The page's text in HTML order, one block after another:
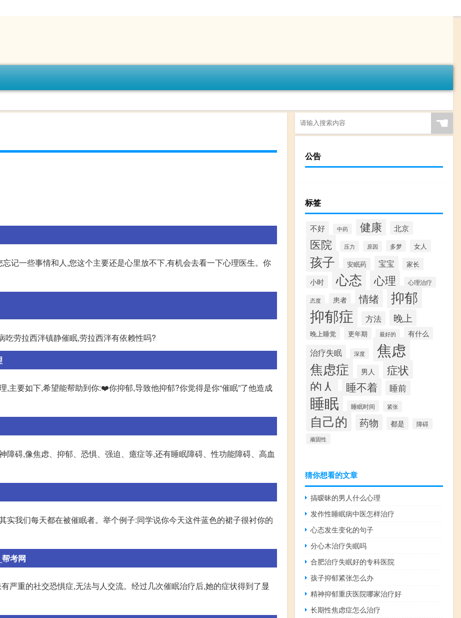
记一些事情和人,您这个主要还是心里放不下,有机会去看一下心理医生。你
劳拉西泮镇静催眠,劳拉西泮有依赖性吗?
主要如下,希望能帮助到你:❤️你抑郁,导致他抑郁?你觉得是你“催眠”了他造成
碍,像焦虑、抑郁、恐惧、强迫、癔症等,还有睡眠障碍、性功能障碍、高血
我们每天都在被催眠者。举个例子:同学说你今天这件蓝色的裙子很衬你的
考网
严重的社交恐惧症,无法与人交流。经过几次催眠治疗后,她的症状得到了显
☚
公告
标签
不好 中药 健康 北京
医院 压力 原因 多梦 女人
孩子 安眠药 宝宝 家长
小时 心态 心理 心理治疗
态度 患者 情绪 抑郁
抑郁症 方法 晚上
晚上睡觉 更年期 最好的 有什么
治疗失眠 深度 焦虑
焦虑症 男人 症状
的人 睡不着 睡前
睡眠 睡眠时间 紧张
自己的 药物 都是
障碍
顽固性
猜你想看的文章
搞暧昧的男人什么心理
发作性睡眠病中医怎样治疗
心态发生变化的句子
分心木治疗失眠吗
合肥治疗失眠好的专科医院
孩子抑郁紧张怎么办
精神抑郁重庆医院哪家治疗好
长期性焦虑症怎么治疗